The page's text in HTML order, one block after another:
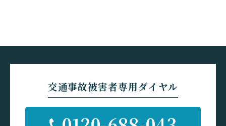
交通事故被害者専用ダイヤル